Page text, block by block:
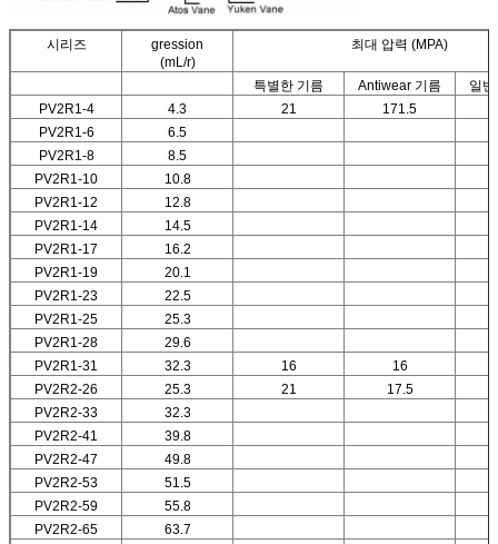
시리즈
gression
(mL/r)
최대 압력 (MPA)
특별한 기름 Antiwear 기름
일
PV2R1-4
4.3 21
171.5
PV2R1-6
6.5
PV2R1-8
8.5
PV2R1-10
10.8
PV2R1-12
12.8
PV2R1-14
14.5
PV2R1-17
16.2
PV2R1-19
20.1
PV2R1-23
22.5
PV2R1-25
25.3
PV2R1-28
29.6
PV2R1-31
32.3 16
16
PV2R2-26
25.3 21
17.5
PV2R2-33
32.3
PV2R2-41
39.8
PV2R2-47
49.8
PV2R2-53
51.5
PV2R2-59
55.8
PV2R2-65
63.7